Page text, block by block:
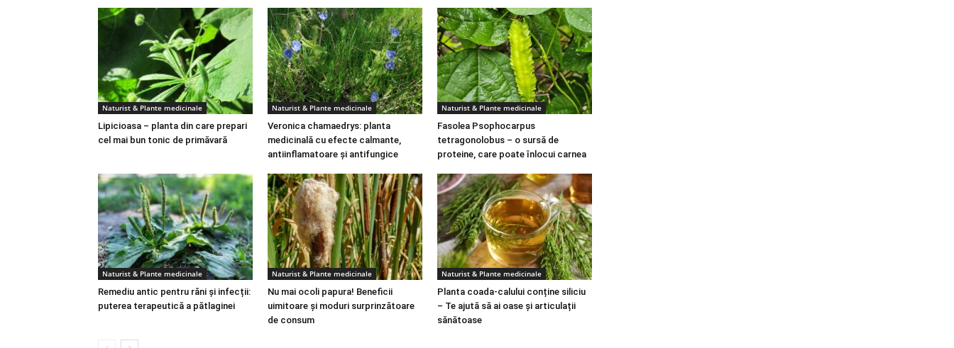
Naturist & Plante medicinale
Lipicioasa – planta din care prepari
cel mai bun tonic de primăvară
Naturist & Plante medicinale
Veronica chamaedrys: planta
medicinală cu efecte calmante,
antiinflamatoare și antifungice
Naturist & Plante medicinale
Fasolea Psophocarpus
tetragonolobus – o sursă de
proteine, care poate înlocui carnea
Naturist & Plante medicinale
Remediu antic pentru răni și infecții:
puterea terapeutică a pătlaginei
Naturist & Plante medicinale
Nu mai ocoli papura! Beneficii
uimitoare și moduri surprinzătoare
de consum
Naturist & Plante medicinale
Planta coada-calului conține siliciu
– Te ajută să ai oase și articulații
sănătoase